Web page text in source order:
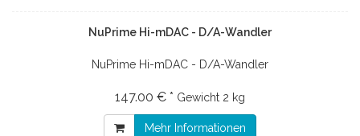
NuPrime Hi-mDAC - D/A-Wandler
NuPrime Hi-mDAC - D/A-Wandler
147.00 € * Gewicht 2 kg
Mehr Informationen